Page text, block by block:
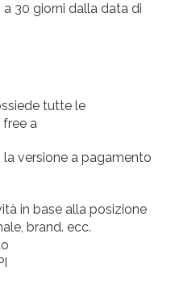
30 giorni dalla data di
tutte le
a
versione a pagamento
in base alla posizione
brand. ecc.